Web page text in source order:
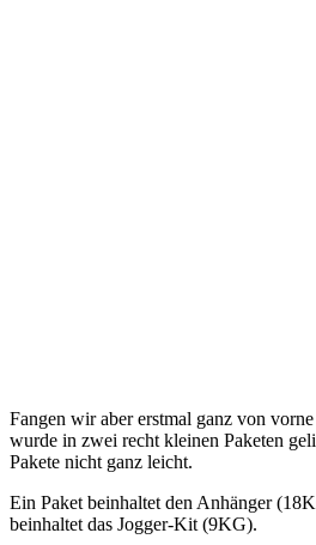
Fangen wir aber erstmal ganz von
wurde in zwei recht kleinen Paketen
Pakete nicht ganz leicht.
Ein Paket beinhaltet den Anhänger
beinhaltet das Jogger-Kit (9KG).